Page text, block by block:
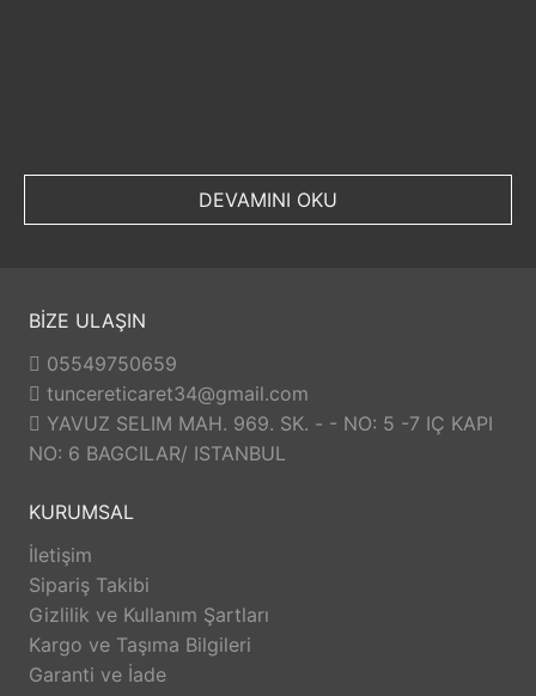
DEVAMINI OKU
BİZE ULAŞIN
05549750659
tuncereticaret34@gmail.com
YAVUZ SELIM MAH. 969. SK. - - NO: 5 -7 IÇ KAPI
NO: 6 BAGCILAR/ ISTANBUL
KURUMSAL
İletişim
Sipariş Takibi
Gizlilik ve Kullanım Şartları
Kargo ve Taşıma Bilgileri
Garanti ve İade